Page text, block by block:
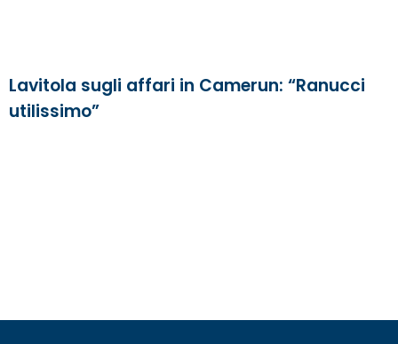
Lavitola sugli affari in Camerun: “Ranucci
utilissimo”